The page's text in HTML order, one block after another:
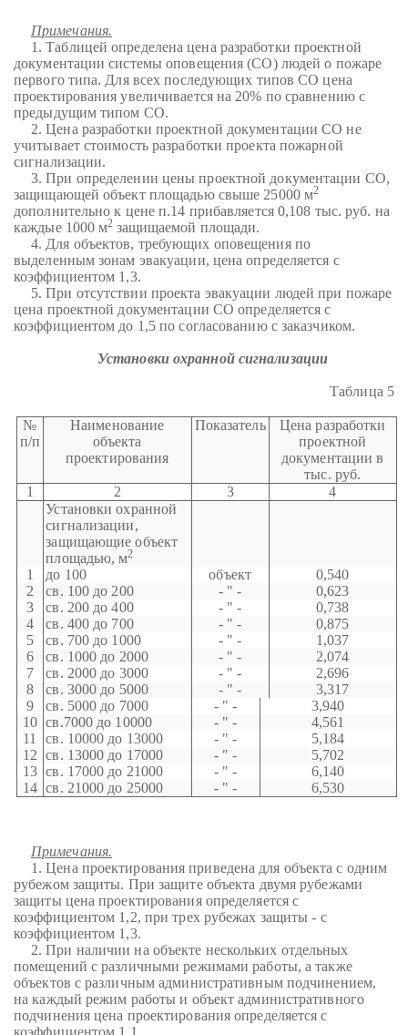
Примечания.
1. Таблицей определена цена разработки проектной
документации системы оповещения (СО) людей о пожаре
первого типа. Для всех последующих типов СО цена
проектирования увеличивается на 20% по сравнению с
предыдущим типом СО.
2. Цена разработки проектной документации СО не
учитывает стоимость разработки проекта пожарной
сигнализации.
3. При определении цены проектной документации СО,
защищающей объект площадью свыше 25000 м2
дополнительно к цене п.14 прибавляется 0,108 тыс. руб. на
каждые 1000 м2 защищаемой площади.
4. Для объектов, требующих оповещения по
выделенным зонам эвакуации, цена определяется с
коэффициентом 1,3.
5. При отсутствии проекта эвакуации людей при пожаре
цена проектной документации СО определяется с
коэффициентом до 1,5 по согласованию с заказчиком.
Установки охранной сигнализации
Таблица 5
№
п/п
Наименование
объекта
проектирования
Показатель
Цена разработки
проектной
документации в
тыс. руб.
1
2 3
4
Установки охранной
сигнализации,
защищающие объект
площадью, м2
1 до 100 объект
0,540
2
св. 100 до 200 - " -
0,623
3
св. 200 до 400 - " -
0,738
4
св. 400 до 700 - " -
0,875
5
св. 700 до 1000 - " -
1,037
6
св. 1000 до 2000 - " -
2,074
7
св. 2000 до 3000 - " -
2,696
8
св. 3000 до 5000 - " -
3,317
9
св. 5000 до 7000 - " -
3,940
10 св.7000 до 10000 - " -
4,561
11
св. 10000 до 13000 - " -
5,184
12
св. 13000 до 17000 - " -
5,702
13 св. 17000 до 21000 - " -
6,140
14 св. 21000 до 25000 - " - 6,530
Примечания.
1. Цена проектирования приведена для объекта с одним
рубежом защиты. При защите объекта двумя рубежами
защиты цена проектирования определяется с
коэффициентом 1,2, при трех рубежах защиты - с
коэффициентом 1,3.
2. При наличии на объекте нескольких отдельных
помещений с различными режимами работы, а также
объектов с различным административным подчинением,
на каждый режим работы и объект административного
подчинения цена проектирования определяется с
коэффициентом 1,1.